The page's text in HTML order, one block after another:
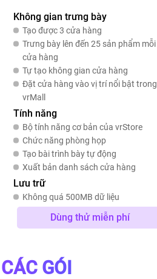
Không gian trưng bày
Tạo được 3 cửa hàng
Trưng bày lên đến 25 sản phẩm mỗi
cửa hàng
Tự tạo không gian cửa hàng
Đặt cửa hàng vào vị trí nổi bật trong
vrMall
Tính năng
Bộ tính năng cơ bản của vrStore
Chức năng phòng họp
Tạo bài trình bày tự động
Xuất bản danh sách cửa hàng
Lưu trữ
Không quá 500MB dữ liệu
Dùng thử miễn phí
GÓI